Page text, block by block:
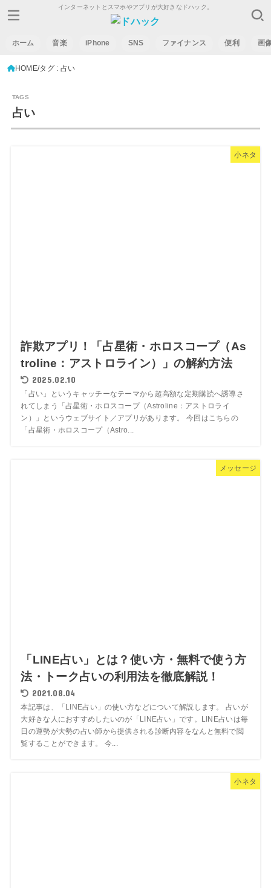
インターネットとスマホやアプリが大好きなドハック。
ホーム 音楽 iPhone SNS ファイナンス 便利 画
HOME タグ : 占い
占い
小ネタ
詐欺アプリ！「占星術・ホロスコープ（As
troline：アストロライン）」の解約方法
2025.02.10
「占い」というキャッチーなテーマから超高額な定期購読へ誘導さ
れてしまう「占星術・ホロスコープ（Astroline：アストロライ
ン）」というウェブサイト／アプリがあります。 今回はこちらの
「占星術・ホロスコープ（Astro...
メッセージ
「LINE占い」とは？使い方・無料で使う方
法・トーク占いの利用法を徹底解説！
2021.08.04
本記事は、「LINE占い」の使い方などについて解説します。 占いが
大好きな人におすすめしたいのが「LINE占い」です。LINE占いは毎
日の運勢が大勢の占い師から提供される診断内容をなんと無料で閲
覧することができます。 今...
小ネタ